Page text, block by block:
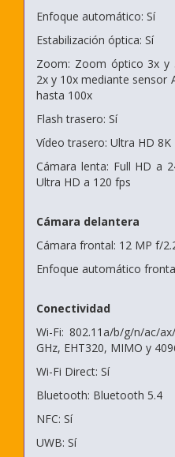
Enfoque automático: Sí
Estabilización óptica: Sí
Zoom: Zoom óptico 3x y
2x y 10x mediante sensor
hasta 100x
Flash trasero: Sí
Vídeo trasero: Ultra HD
Cámara lenta: Full HD a
Ultra HD a 120 fps
Cámara delantera
Cámara frontal: 12 MP f/
Enfoque automático
Conectividad
Wi-Fi: 802.11a/b/g/n/ac/
GHz, EHT320, MIMO y
Wi-Fi Direct: Sí
Bluetooth: Bluetooth 5.4
NFC: Sí
UWB: Sí